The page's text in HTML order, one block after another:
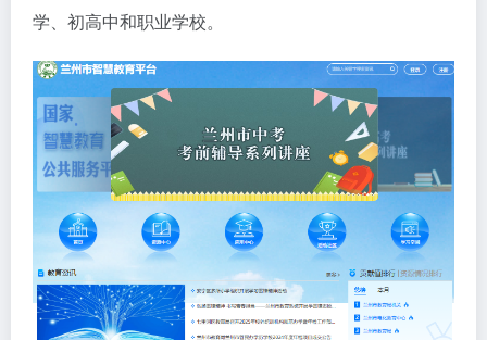
学、初高中和职业学校。